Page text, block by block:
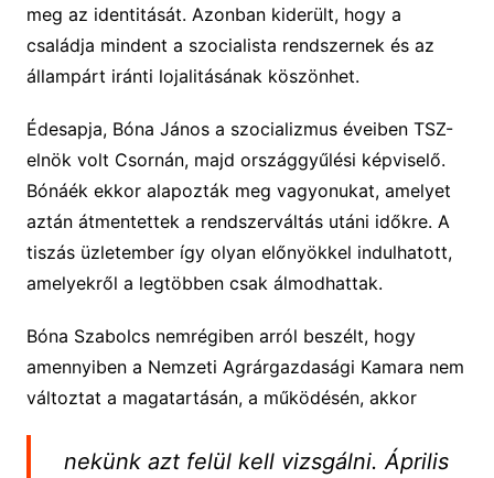
meg az identitását. Azonban kiderült, hogy a
családja mindent a szocialista rendszernek és az
állampárt iránti lojalitásának köszönhet.
Édesapja, Bóna János a szocializmus éveiben TSZ-
elnök volt Csornán, majd országgyűlési képviselő.
Bónáék ekkor alapozták meg vagyonukat, amelyet
aztán átmentettek a rendszerváltás utáni időkre. A
tiszás üzletember így olyan előnyökkel indulhatott,
amelyekről a legtöbben csak álmodhattak.
Bóna Szabolcs nemrégiben arról beszélt, hogy
amennyiben a Nemzeti Agrárgazdasági Kamara nem
változtat a magatartásán, a működésén, akkor
nekünk azt felül kell vizsgálni. Április